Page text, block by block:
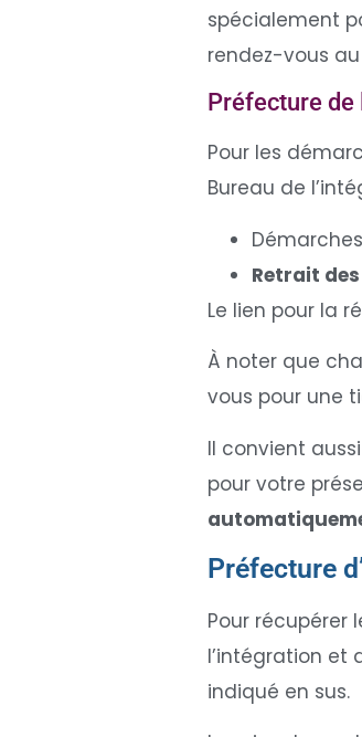
spécialement
rendez-vous au
Préfecture de
Pour les
Bureau de
Retrait
Le lien pour la
À noter que
vous pour une
Il convient
pour votre
Préfecture
Pour récupérer
l’intégration et
indiqué en sus.